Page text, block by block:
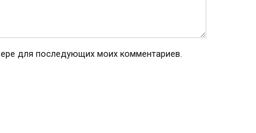
для последующих моих комментариев.